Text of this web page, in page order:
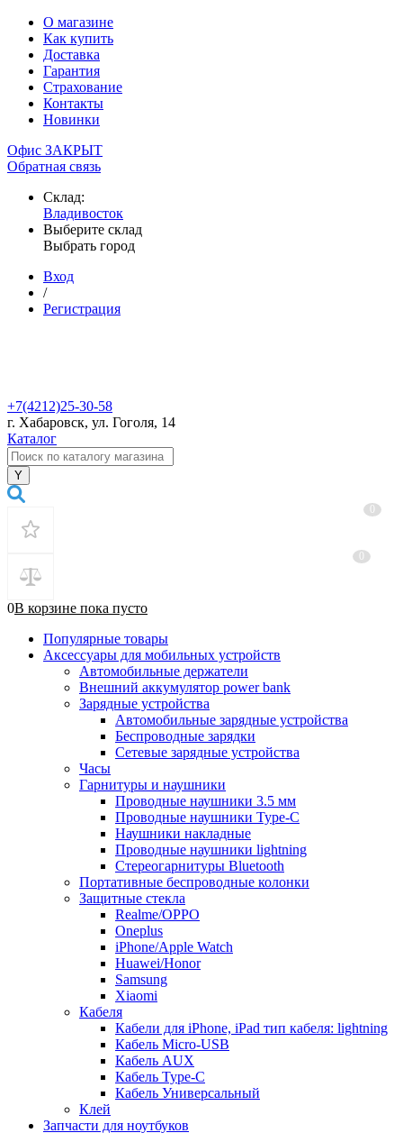
О магазине
Как купить
Доставка
Гарантия
Страхование
Контакты
Новинки
Офис ЗАКРЫТ
Обратная связь
Склад:
Владивосток
Выберите склад
Выбрать город
Вход
/
Регистрация
+7(4212)25-30-58
г. Хабаровск, ул. Гоголя, 14
Каталог
0В корзине пока пусто
Популярные товары
Аксессуары для мобильных устройств
Автомобильные держатели
Внешний аккумулятор power bank
Зарядные устройства
Автомобильные зарядные устройства
Беспроводные зарядки
Сетевые зарядные устройства
Часы
Гарнитуры и наушники
Проводные наушники 3.5 мм
Проводные наушники Type-C
Наушники накладные
Проводные наушники lightning
Стереогарнитуры Bluetooth
Портативные беспроводные колонки
Защитные стекла
Realme/OPPO
Oneplus
iPhone/Apple Watch
Huawei/Honor
Samsung
Xiaomi
Кабеля
Кабели для iPhone, iPad тип кабеля: lightning
Кабель Micro-USB
Кабель AUX
Кабель Type-C
Кабель Универсальный
Клей
Запчасти для ноутбуков